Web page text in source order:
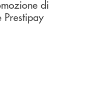
di
Prestipay